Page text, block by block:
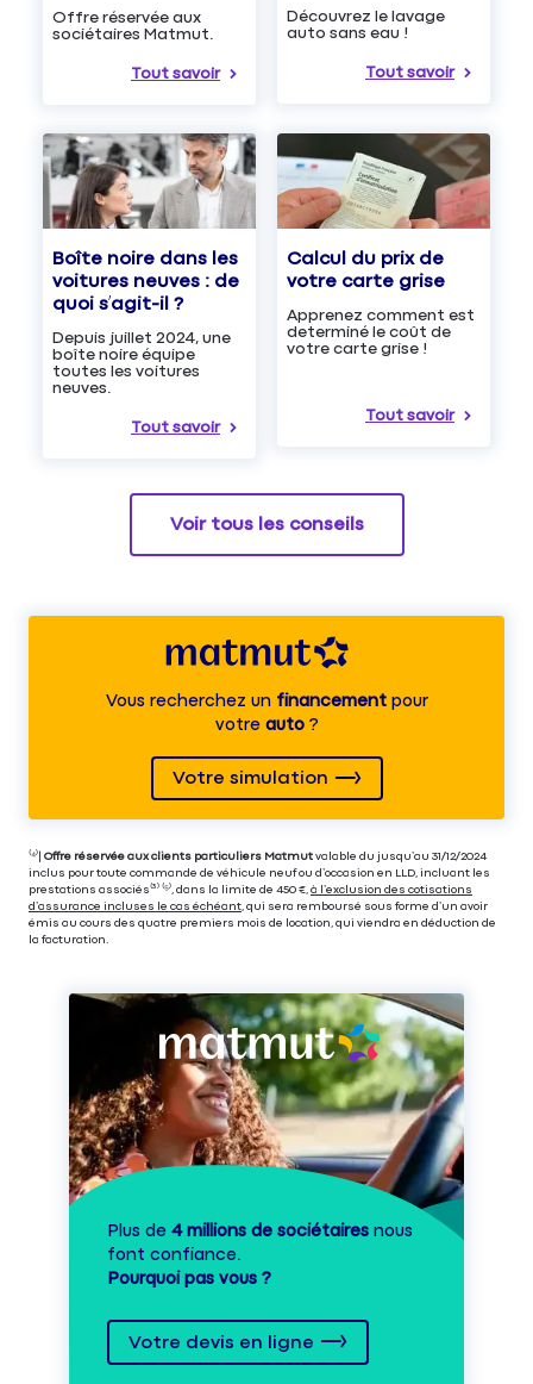
Offre réservée aux
sociétaires Matmut.
Tout savoir
Découvrez le lavage
auto sans eau !
Tout savoir
Boîte noire dans les
voitures neuves : de
quoi s’agit-il ?
Depuis juillet 2024, une
boîte noire équipe
toutes les voitures
neuves.
Tout savoir
Calcul du prix de
votre carte grise
Apprenez comment est
determiné le coût de
votre carte grise !
Tout savoir
Voir tous les conseils
Vous recherchez unfinancementpour
votre auto?
Votre simulation
⁽⁴⁾| Offre réservée aux clients particuliers Matmut valable du jusqu’au 31/12/2024
inclus pour toute commande de véhicule neuf ou d’occasion en LLD, incluant les
prestations associés⁽³⁾ ⁽⁵⁾, dans la limite de 450 €, à l’exclusion des cotisations
d’assurance incluses le cas échéant, qui sera remboursé sous forme d’un avoir
émis au cours des quatre premiers mois de location, qui viendra en déduction de
la facturation.
Plus de 4 millions de sociétaires nous
font confiance.
Pourquoi pas vous ?
Votre devis en ligne